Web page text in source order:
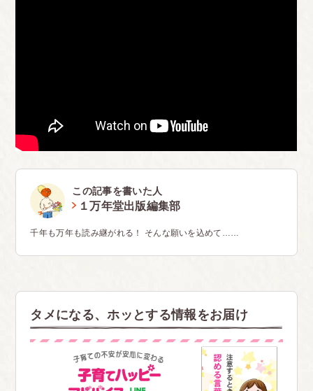
この記事を書いた人
１万年堂出版編集部
千年も万年も読み継がれる！ そんな願いを込めて……
タメになる、ホッとする情報をお届け